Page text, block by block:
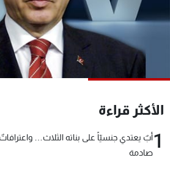
الأكثر قراءة
1أبٌ يعتدي جنسيّاً على بناته الثلاث… واعترافاتٌ
صادمة
شاهد البرامج
الترددات
الإنـتـاج
وظائف
تواصل معنا